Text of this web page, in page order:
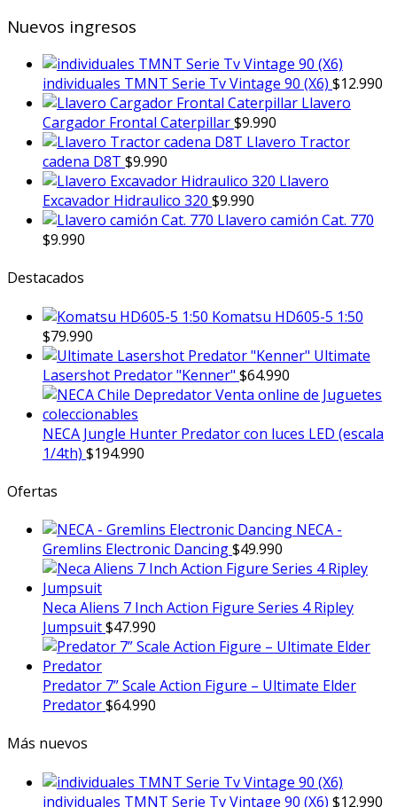
Nuevos ingresos
individuales TMNT Serie Tv Vintage 90 (X6) $12.990
Llavero
Cargador Frontal Caterpillar$9.990
Llavero Tractor
cadena D8T $9.990
Llavero
Excavador Hidraulico 320 $9.990
Llavero camión Cat. 770
$9.990
Destacados
Komatsu HD605-5 1:50
$79.990
Ultimate
Lasershot Predator "Kenner" $64.990
NECA Jungle Hunter Predator con luces LED (escala
1/4th) $194.990
Ofertas
NECA -
Gremlins Electronic Dancing$49.990
Neca Aliens 7 Inch Action Figure Series 4 Ripley
Jumpsuit$47.990
Predator 7” Scale Action Figure – Ultimate Elder
Predator$64.990
Más nuevos
individuales TMNT Serie Tv Vintage 90 (X6) $12.990